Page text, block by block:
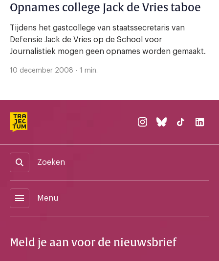
Opnames college Jack de Vries taboe
Tijdens het gastcollege van staatssecretaris van
Defensie Jack de Vries op de School voor
Journalistiek mogen geen opnames worden gemaakt.
10 december 2008 - 1 min.
Zoeken
menu Menu
Meld je aan voor de nieuwsbrief